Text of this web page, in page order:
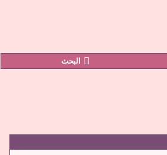
البحث